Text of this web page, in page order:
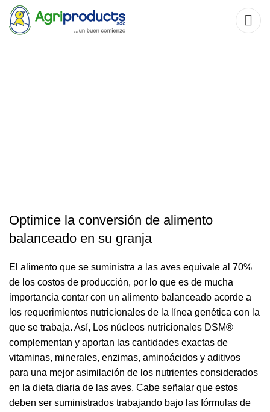
Optimice la conversión de alimento
balanceado en su granja
El alimento que se suministra a las aves equivale al 70%
de los costos de producción, por lo que es de mucha
importancia contar con un alimento balanceado acorde a
los requerimientos nutricionales de la línea genética con la
que se trabaja. Así, Los núcleos nutricionales DSM®
complementan y aportan las cantidades exactas de
vitaminas, minerales, enzimas, aminoácidos y aditivos
para una mejor asimilación de los nutrientes considerados
en la dieta diaria de las aves. Cabe señalar que estos
deben ser suministrados trabajando bajo las fórmulas de